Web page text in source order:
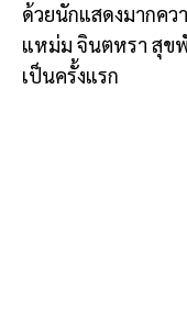
ด้วยนักแสดงมากคว
แหม่ม จินตหรา สุข
เป็นครั้งแรก